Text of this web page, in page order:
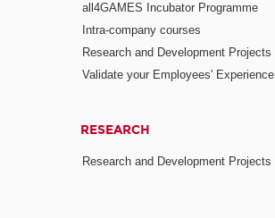
all4GAMES Incubator Programme
Intra-company courses
Research and Development Projects
Validate your Employees' Experience
RESEARCH
Research and Development Projects